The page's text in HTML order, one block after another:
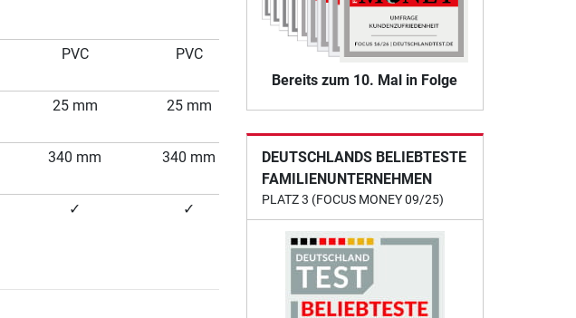
PVC PVC
25 mm 25 mm
340 mm 340 mm
✓ ✓
Bereits zum 10. Mal in Folge
DEUTSCHLANDS BELIEBTESTE
FAMILIENUNTERNEHMEN
PLATZ 3 (FOCUS MONEY 09/25)